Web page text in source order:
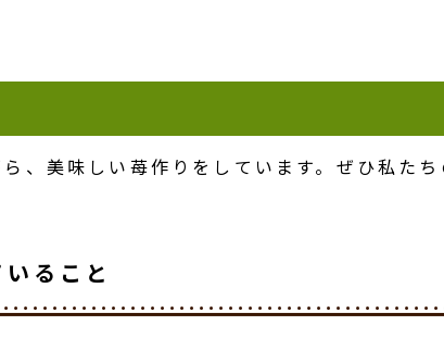
、美味しい苺作りをしています。ぜひ私た
ること